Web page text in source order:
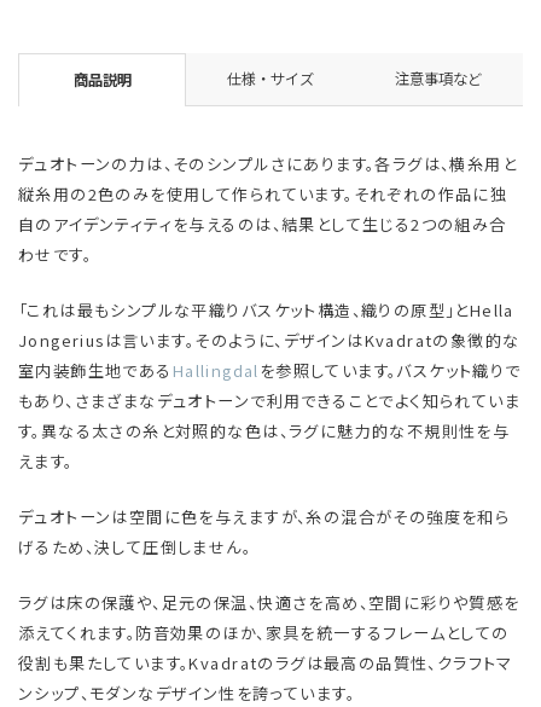
商品説明 仕様・サイズ 注意事項など
デュオトーンの力は、そのシンプルさにあります。各ラグは、横糸用と
縦糸用の2色のみを使用して作られています。それぞれの作品に独
自のアイデンティティを与えるのは、結果として生じる2つの組み合
わせです。
「これは最もシンプルな平織りバスケット構造、織りの原型」とHella
Jongeriusは言います。そのように、デザインはKvadratの象徴的な
室内装飾生地である Hallingdalを参照しています。バスケット織りで
もあり、さまざまなデュオトーンで利用できることでよく知られていま
す。異なる太さの糸と対照的な色は、ラグに魅力的な不規則性を与
えます。
デュオトーンは空間に色を与えますが、糸の混合がその強度を和ら
げるため、決して圧倒しません。
ラグは床の保護や、足元の保温、快適さを高め、空間に彩りや質感を
添えてくれます。防音効果のほか、家具を統一するフレームとしての
役割も果たしています。Kvadratのラグは最高の品質性、クラフトマ
ンシップ、モダンなデザイン性を誇っています。